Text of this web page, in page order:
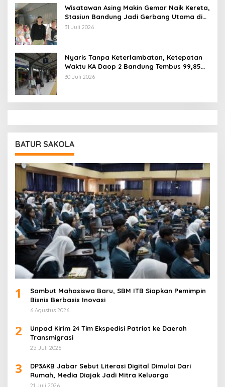
Wisatawan Asing Makin Gemar Naik Kereta,
Stasiun Bandung Jadi Gerbang Utama di
Jawa Barat
31 Juli 2026
Nyaris Tanpa Keterlambatan, Ketepatan
Waktu KA Daop 2 Bandung Tembus 99,85
Persen
30 Juli 2026
BATUR SAKOLA
1
Sambut Mahasiswa Baru, SBM ITB Siapkan Pemimpin
Bisnis Berbasis Inovasi
6 Agustus 2026
2
Unpad Kirim 24 Tim Ekspedisi Patriot ke Daerah
Transmigrasi
25 Juli 2026
3
DP3AKB Jabar Sebut Literasi Digital Dimulai Dari
Rumah, Media Diajak Jadi Mitra Keluarga